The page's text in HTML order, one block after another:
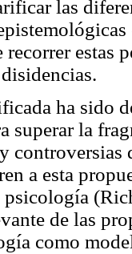
las
estas
ha sido
superar la
a esta
psicología
de las
como